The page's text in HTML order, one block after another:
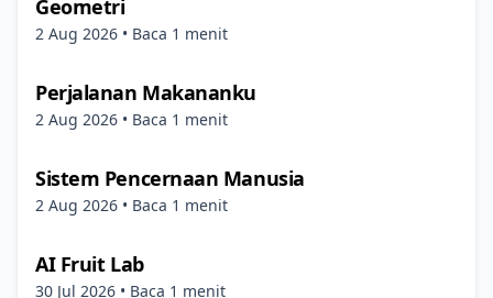
Geometri
2 Aug 2026 • Baca 1 menit
Perjalanan Makananku
2 Aug 2026 • Baca 1 menit
Sistem Pencernaan Manusia
2 Aug 2026 • Baca 1 menit
AI Fruit Lab
30 Jul 2026 • Baca 1 menit